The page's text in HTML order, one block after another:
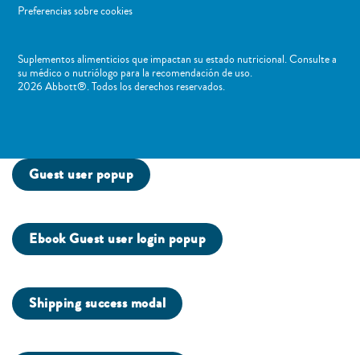
Preferencias sobre cookies
Suplementos alimenticios que impactan su estado nutricional. Consulte a
su médico o nutriólogo para la recomendación de uso. ​
2026 Abbott®. Todos los derechos reservados.
Guest user popup
Ebook Guest user login popup
Shipping success modal